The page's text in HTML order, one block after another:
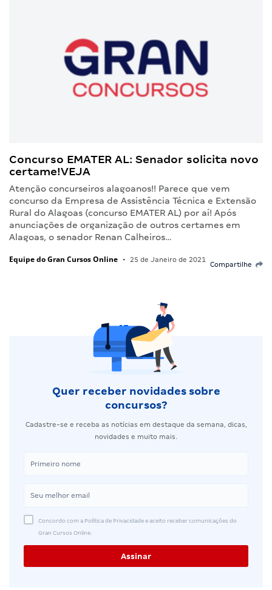
Concurso EMATER AL: Senador solicita novo
certame!VEJA
Atenção concurseiros alagoanos!! Parece que vem
concurso da Empresa de Assistência Técnica e Extensão
Rural do Alagoas (concurso EMATER AL) por aí! Após
anunciações de organização de outros certames em
Alagoas, o senador Renan Calheiros…
Equipe do Gran Cursos Online • 25 de Janeiro de 2021
Compartilhe
Quer receber novidades sobre
concursos?
Cadastre-se e receba as notícias em destaque da semana, dicas,
novidades e muito mais.
Concordo com a Política de Privacidade e aceito receber comunicações do
Gran Cursos Online.